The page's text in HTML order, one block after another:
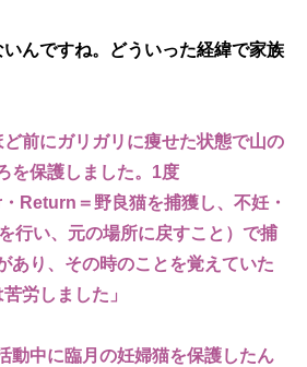
んですね。どういった経緯で家族
ど前にガリガリに痩せた状態で山の
を保護しました。1度
Return＝野良猫を捕獲し、不妊・
行い、元の場所に戻すこと）で捕
あり、その時のことを覚えていた
労しました」
動中に臨月の妊婦猫を保護したん